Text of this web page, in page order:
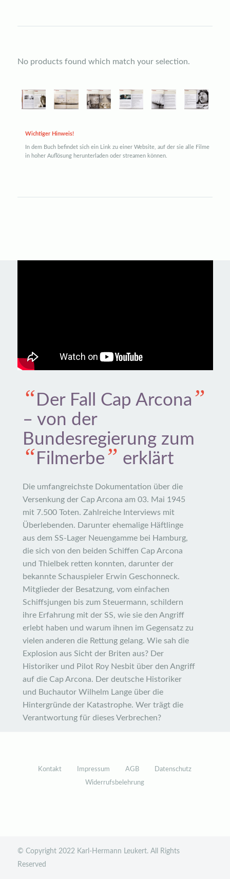
No products found which match your selection.
Wichtiger Hinweis!
In dem Buch befindet sich ein Link zu einer Website, auf der sie alle Filme
in hoher Auflösung herunterladen oder streamen können.
“ Der Fall Cap Arcona ”
– von der
Bundesregierung zum
“ Filmerbe” erklärt
Die umfangreichste Dokumentation über die
Versenkung der Cap Arcona am 03. Mai 1945
mit 7.500 Toten. Zahlreiche Interviews mit
Überlebenden. Darunter ehemalige Häftlinge
aus dem SS-Lager Neuengamme bei Hamburg,
die sich von den beiden Schiffen Cap Arcona
und Thielbek retten konnten, darunter der
bekannte Schauspieler Erwin Geschonneck.
Mitglieder der Besatzung, vom einfachen
Schiffsjungen bis zum Steuermann, schildern
ihre Erfahrung mit der SS, wie sie den Angriff
erlebt haben und warum ihnen im Gegensatz zu
vielen anderen die Rettung gelang. Wie sah die
Explosion aus Sicht der Briten aus? Der
Historiker und Pilot Roy Nesbit über den Angriff
auf die Cap Arcona. Der deutsche Historiker
und Buchautor Wilhelm Lange über die
Hintergründe der Katastrophe. Wer trägt die
Verantwortung für dieses Verbrechen?
Kontakt Impressum AGB
Datenschutz
Widerrufsbelehrung
© Copyright 2022 Karl-Hermann Leukert. All Rights
Reserved